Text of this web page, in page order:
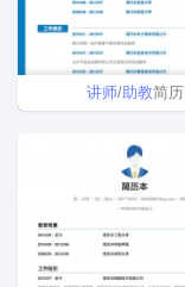
讲师/助教简历